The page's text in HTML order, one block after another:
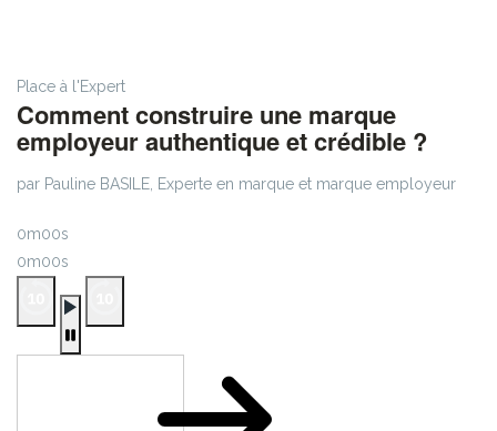
Place à l'Expert
Comment construire une marque
employeur authentique et crédible ?
par Pauline BASILE, Experte en marque et marque employeur
0m00s
0m00s